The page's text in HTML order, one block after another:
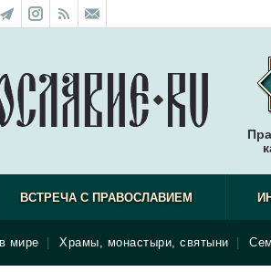
ВСТРЕЧА С ПРАВОСЛАВИЕМ
мире Храмы, монастыри, святыни